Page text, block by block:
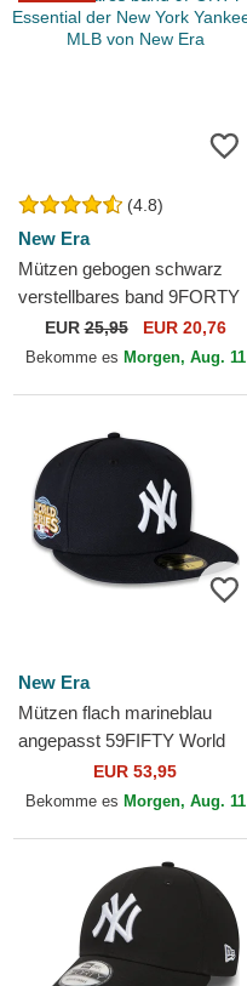
(4.8)
New Era
Mützen gebogen schwarz
verstellbares band 9FORTY
Essential der New York
Yankees MLB von New Era
EUR25,95 EUR 20,76
Bekomme es Morgen, Aug. 11
New Era
Mützen flach marineblau
angepasst 59FIFTY World
Series 2009 Side Patch der
New York Yankees MLB...
EUR 53,95
Bekomme es Morgen, Aug. 11